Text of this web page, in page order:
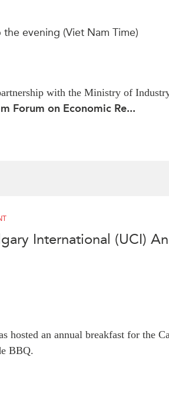
evening (Viet Nam Time)
with the Ministry of
Forum on Economic Re...
International (UCI)
hosted an annual breakfast for the
BBQ.